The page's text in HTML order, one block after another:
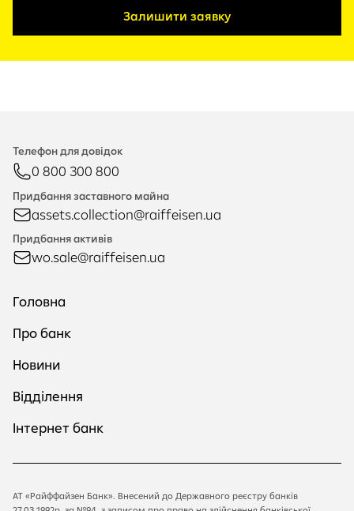
Залишити заявку
Телефон для довідок
0 800 300 800
Придбання заставного майна
assets.collection@raiffeisen.ua
Придбання активів
wo.sale@raiffeisen.ua
Головна
Про банк
Новини
Відділення
Інтернет банк
АТ «Райффайзен Банк». Внесений до Державного реєстру банків